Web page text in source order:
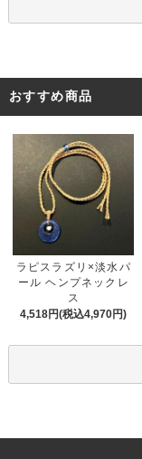
おすすめ商品
ラピスラズリ×淡水パ
ール ヘンプネックレ
ス
4,518円(税込4,970円)